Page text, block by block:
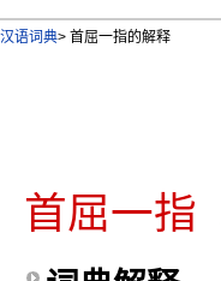
汉语词典> 首屈一指的解释
首屈一指